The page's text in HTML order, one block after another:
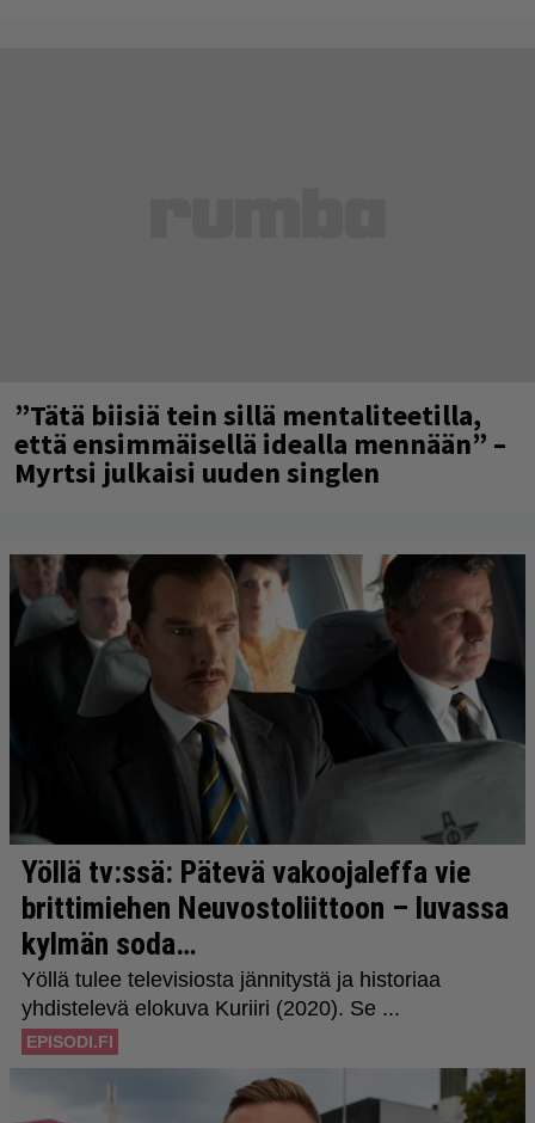
”Tätä biisiä tein sillä mentaliteetilla,
että ensimmäisellä idealla mennään” –
Myrtsi julkaisi uuden singlen